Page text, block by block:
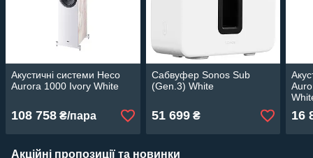
Акустичні системи Heco
Aurora 1000 Ivory White
108 758 ₴/пара
Сабвуфер Sonos Sub
(Gen.3) White
51 699₴ 16
Акційні пропозиції та новинки